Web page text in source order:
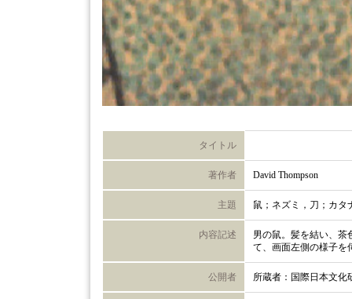
タイトル
著作者 David Thompson
主題 鼠；ネズミ，刀；カタ
内容記述
男の鼠。髪を結い、茶
て、画面左側の様子を
公開者 所蔵者：国際日本文化